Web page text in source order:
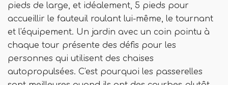
pieds de large, et idéalement, 5 pieds pour
accueillir le fauteuil roulant lui-même, le tournant
et l'équipement. Un jardin avec un coin pointu à
chaque tour présente des défis pour les
personnes qui utilisent des chaises
autopropulsées. C'est pourquoi les passerelles